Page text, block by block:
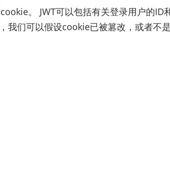
。 JWT可以包括有关登录用户的
我们可以假设cookie已被篡改，或者不是